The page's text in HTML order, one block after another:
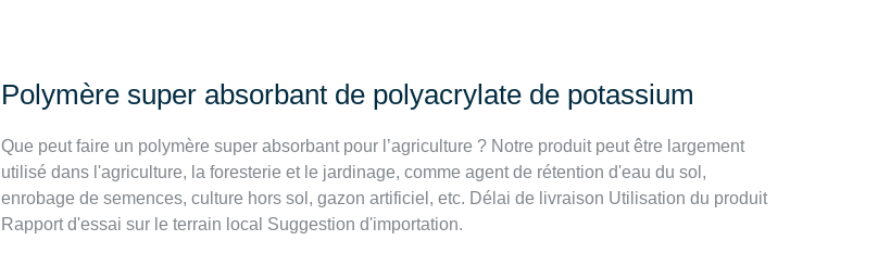
Polymère super absorbant de polyacrylate de potassium
Que peut faire un polymère super absorbant pour l’agriculture ? Notre produit peut être largement
utilisé dans l'agriculture, la foresterie et le jardinage, comme agent de rétention d'eau du sol,
enrobage de semences, culture hors sol, gazon artificiel, etc. Délai de livraison Utilisation du produit
Rapport d'essai sur le terrain local Suggestion d'importation.